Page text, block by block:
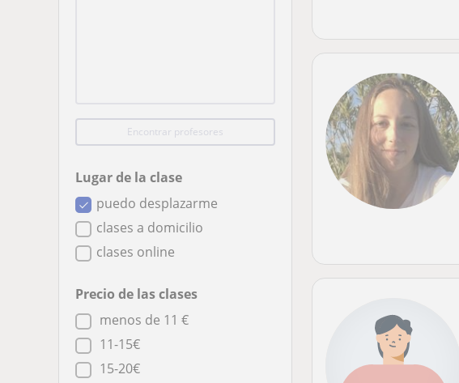
Encontrar profesores
Lugar de la clase
puedo desplazarme
clases a domicilio
clases online
Precio de las clases
menos de 11 €
11-15€
15-20€